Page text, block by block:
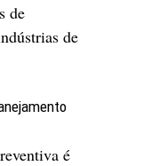
de
de
é